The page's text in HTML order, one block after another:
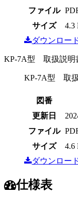
ファイル
サイズ
4.3
ダウンロー
KP-7A型 取扱説明
KP-7A型 取
図番
更新日
ファイル
サイズ
4.6
ダウンロー
仕様表